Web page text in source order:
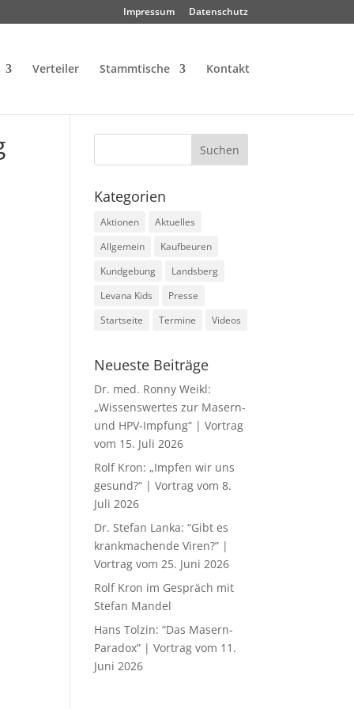
Impressum Datenschutz
Verteiler Stammtische Kontakt
Kategorien
Aktionen
Aktuelles
Allgemein
Kaufbeuren
Kundgebung
Landsberg
Levana Kids
Presse
Startseite
Termine Videos
Neueste Beiträge
Dr. med. Ronny Weikl:
„Wissenswertes zur Masern-
und HPV-Impfung“ | Vortrag
vom 15. Juli 2026
Rolf Kron: „Impfen wir uns
gesund?“ | Vortrag vom 8.
Juli 2026
Dr. Stefan Lanka: “Gibt es
krankmachende Viren?” |
Vortrag vom 25. Juni 2026
Rolf Kron im Gespräch mit
Stefan Mandel
Hans Tolzin: “Das Masern-
Paradox” | Vortrag vom 11.
Juni 2026